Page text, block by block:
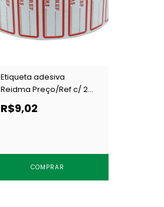
Etiqueta adesiva
Reidma Preço/Ref c/ 20
R$9,02
COMPRAR